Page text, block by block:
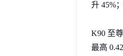
升 45%
K90 至
最高